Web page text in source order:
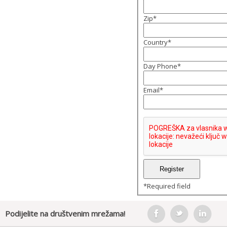
Zip*
Country*
Day Phone*
Email*
*Required field
Podijelite na društvenim mrežama!